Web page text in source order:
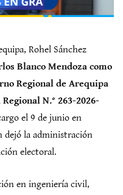
Rohel Sánchez
Blanco Mendoza como
Regional de Arequipa
N.° 263-2026-
el 9 de junio en
dejó la administración
electoral.
en ingeniería civil,